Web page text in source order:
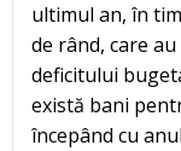
ultimul an, în
de rând, care
deficitului
există bani
începând cu